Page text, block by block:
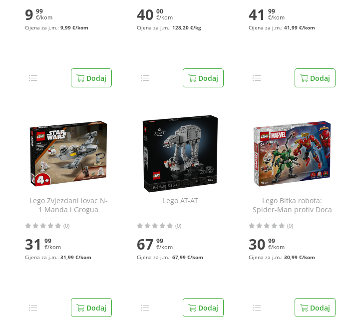
9 99
€/kom
Cijena za j.m.: 9,99 €/kom
Dodaj
40 00
€/kom
Cijena za j.m.: 128,20 €/kg
Dodaj
41 99
€/kom
Cijena za j.m.: 41,99 €/kom
Dodaj
Lego Zvjezdani lovac N-
1 Manda i Grogua
(0)
31 99
€/kom
Cijena za j.m.: 31,99 €/kom
Dodaj
Lego AT-AT
(0)
67 99
€/kom
Cijena za j.m.: 67,99 €/kom
Dodaj
Lego Bitka robota:
Spider-Man protiv Doca
(0)
30 99
€/kom
Cijena za j.m.: 30,99 €/kom
Dodaj